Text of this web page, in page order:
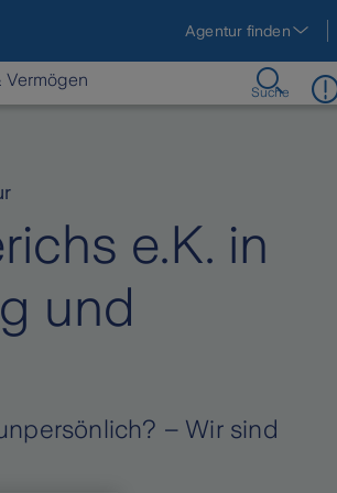
Agentur finden
Vermögen
Suche
e.K. in
und
– Wir sind